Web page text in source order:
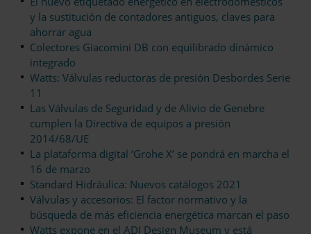
y la sustitución de contadores antiguos, claves para
ahorrar agua
Colectores Giacomini DB con equilibrado dinámico
integrado
Watts: Válvulas reductoras de presión Desbordes Serie
11
Las Válvulas de Seguridad y de Alivio de Genebre
cumplen la Directiva de equipos a presión
2014/68/UE
La plataforma digital ‘Grohe X’ se pondrá en marcha el
16 de marzo
Standard Hidráulica: Nuevos catálogos 2021
Válvulas y accesorios: El factor normativo y la
búsqueda de más eficiencia energética marcan el paso
Watts expone en el ADI Design Museum y está